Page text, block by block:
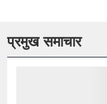
प्रमुख समाचार